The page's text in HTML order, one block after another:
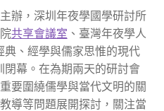
辦，深圳年夜學國學研討所
共享會議室 、臺灣年夜學人
、經學與儒家思惟的現代
幕。在為期兩天的研討會
要圍繞儒學與當代文明的關
導等問題展開探討，關注當